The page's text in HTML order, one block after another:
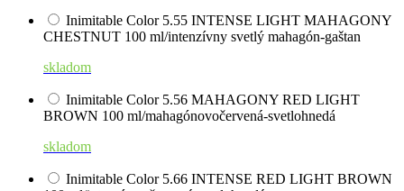
Inimitable Color 5.55 INTENSE LIGHT MAHAGONY
CHESTNUT 100 ml/intenzívny svetlý mahagón-gaštan
skladom
Inimitable Color 5.56 MAHAGONY RED LIGHT
BROWN 100 ml/mahagónovočervená-svetlohnedá
skladom
Inimitable Color 5.66 INTENSE RED LIGHT BROWN